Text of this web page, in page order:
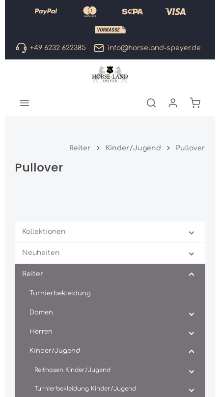
Zum Hauptinhalt springen
+49 6232 622385 info@horseland-speyer.de
Reiter Kinder/Jugend Pullover
Pullover
Kollektionen
Neuheiten
Reiter
Turnierbekleidung
Damen
Herren
Kinder/Jugend
Reithosen Kinder/Jugend
Turnierbekleidung Kinder/Jugend